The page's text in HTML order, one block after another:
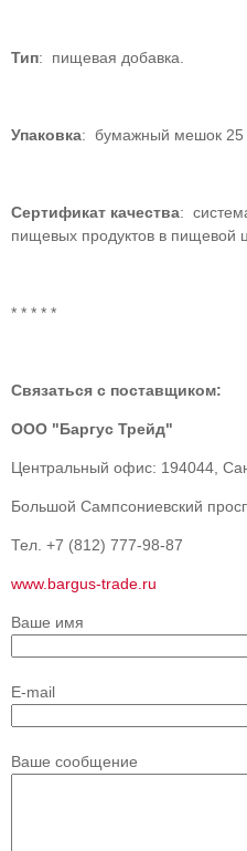
Тип: пищевая добавка.
Упаковка: бумажный мешок 25
Сертификат качества:
пищевых продуктов в пищевой
* * * * *
Связаться с поставщиком:
ООО "Баргус Трейд"
Центральный офис: 194044,
Большой Сампсониевский
Тел. +7 (812) 777-98-87
www.bargus-trade.ru
Ваше имя
E-mail
Ваше сообщение